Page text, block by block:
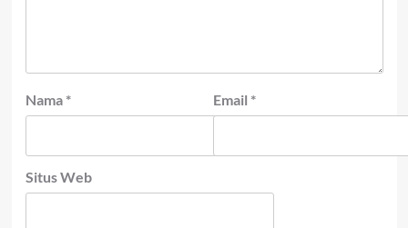
Nama * Email *
Situs Web